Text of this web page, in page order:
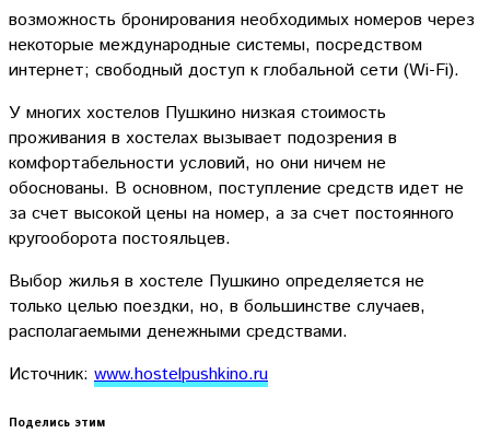
возможность бронирования необходимых номеров через
некоторые международные системы, посредством
интернет; свободный доступ к глобальной сети (Wi-Fi).
У многих хостелов Пушкино низкая стоимость
проживания в хостелах вызывает подозрения в
комфортабельности условий, но они ничем не
обоснованы. В основном, поступление средств идет не
за счет высокой цены на номер, а за счет постоянного
кругооборота постояльцев.
Выбор жилья в хостеле Пушкино определяется не
только целью поездки, но, в большинстве случаев,
располагаемыми денежными средствами.
Источник: www.hostelpushkino.ru
Поделись этим